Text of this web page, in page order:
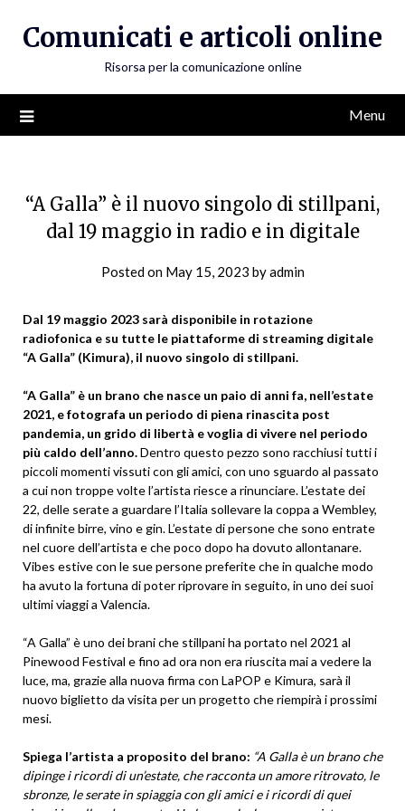
Comunicati e articoli online
Risorsa per la comunicazione online
Menu
“A Galla” è il nuovo singolo di stillpani,
dal 19 maggio in radio e in digitale
Posted on May 15, 2023 byadmin
Dal 19 maggio 2023 sarà disponibile in rotazione
radiofonica e su tutte le piattaforme di streaming digitale
“A Galla” (Kimura), il nuovo singolo di stillpani.
“A Galla” è un brano che nasce un paio di anni fa, nell’estate
2021, e fotografa un periodo di piena rinascita post
pandemia, un grido di libertà e voglia di vivere nel periodo
più caldo dell’anno.Dentro questo pezzo sono racchiusi tutti i
piccoli momenti vissuti con gli amici, con uno sguardo al passato
a cui non troppe volte l’artista riesce a rinunciare. L’estate dei
22, delle serate a guardare l’Italia sollevare la coppa a Wembley,
di infinite birre, vino e gin. L’estate di persone che sono entrate
nel cuore dell’artista e che poco dopo ha dovuto allontanare.
Vibes estive con le sue persone preferite che in qualche modo
ha avuto la fortuna di poter riprovare in seguito, in uno dei suoi
ultimi viaggi a Valencia.
“A Galla” è uno dei brani che stillpani ha portato nel 2021 al
Pinewood Festival e fino ad ora non era riuscita mai a vedere la
luce, ma, grazie alla nuova firma con LaPOP e Kimura, sarà il
nuovo biglietto da visita per un progetto che riempirà i prossimi
mesi.
Spiega l’artista a proposito del brano: “A Galla è un brano che
dipinge i ricordi di un’estate, che racconta un amore ritrovato, le
sbronze, le serate in spiaggia con gli amici e i ricordi di quei